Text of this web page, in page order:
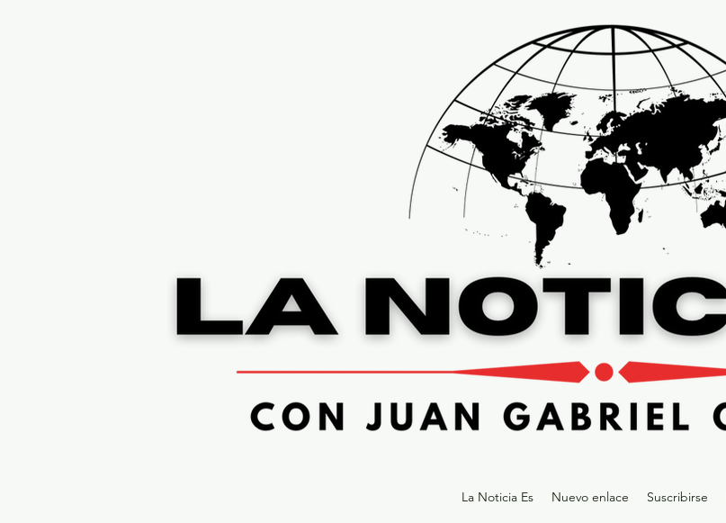
La Noticia Es Nuevo enlace Suscribirse